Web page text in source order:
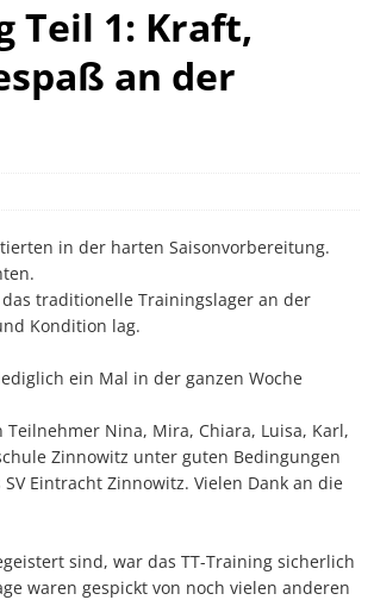
Teil 1: Kraft,
an der
in der harten Saisonvorbereitung.
traditionelle Trainingslager an der
Kondition lag.
ein Mal in der ganzen Woche
Nina, Mira, Chiara, Luisa, Karl,
Zinnowitz unter guten Bedingungen
Eintracht Zinnowitz. Vielen Dank an die
sind, war das TT-Training sicherlich
waren gespickt von noch vielen anderen